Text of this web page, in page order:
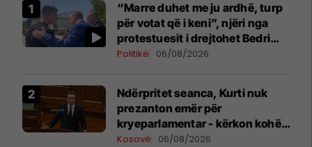
“Marre duhet me ju ardhë, turp
për votat që i keni”, njëri nga
protestuesit i drejtohet Bedri
Hamzës
Politikë 06/08/2026
Ndërpritet seanca, Kurti nuk
prezanton emër për
kryeparlamentar - kërkon kohë
shtesë për marrëveshje politike
Kosovë 06/08/2026